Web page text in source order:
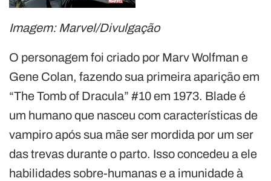
Imagem: Marvel/Divulgação
O personagem foi criado por Marv Wolfman e
Gene Colan, fazendo sua primeira aparição em
“The Tomb of Dracula” #10 em 1973. Blade é
um humano que nasceu com características de
vampiro após sua mãe ser mordida por um ser
das trevas durante o parto. Isso concedeu a ele
habilidades sobre-humanas e a imunidade à